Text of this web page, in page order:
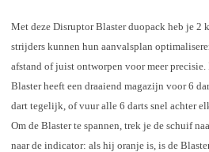
Met deze Disruptor Blaster duopack heb je 2
strijders kunnen hun aanvalsplan
afstand of juist ontworpen voor meer
Blaster heeft een draaiend magazijn voor 6
dart tegelijk, of vuur alle 6 darts snel achter
Om de Blaster te spannen, trek je de schuif
naar de indicator: als hij oranje is, is de